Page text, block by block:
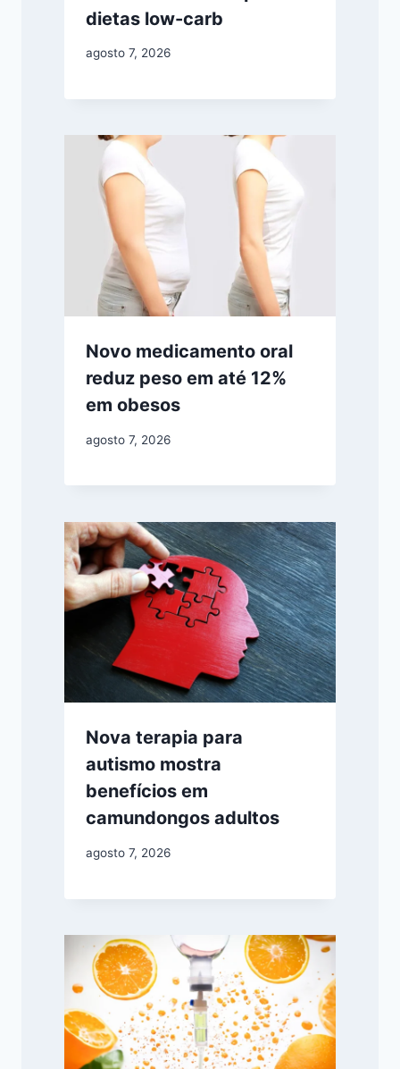
dietas low-carb
agosto 7, 2026
Novo medicamento oral
reduz peso em até 12%
em obesos
agosto 7, 2026
Nova terapia para
autismo mostra
benefícios em
camundongos adultos
agosto 7, 2026